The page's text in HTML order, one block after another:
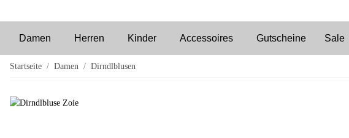
Damen Herren Kinder Accessoires Gutscheine Sale
Startseite Damen Dirndlblusen